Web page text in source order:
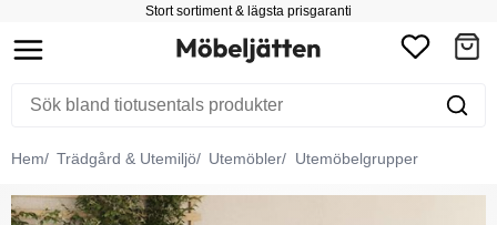
Stort sortiment & lägsta prisgaranti
Hem Trädgård & Utemiljö Utemöbler Utemöbelgrupper